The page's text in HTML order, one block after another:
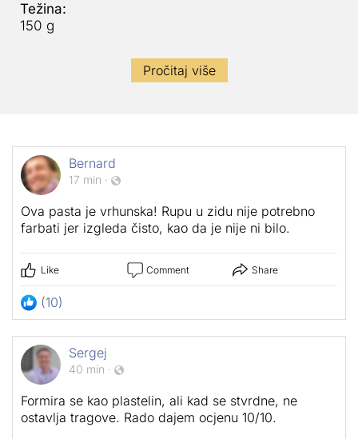
Težina:
150 g
Pročitaj više
Bernard
17 min ·
Ova pasta je vrhunska! Rupu u zidu nije potrebno
farbati jer izgleda čisto, kao da je nije ni bilo.
Like Comment Share
(10)
Sergej
40 min ·
Formira se kao plastelin, ali kad se stvrdne, ne
ostavlja tragove. Rado dajem ocjenu 10/10.